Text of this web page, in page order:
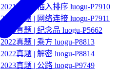
2021真题 | 插入排序 luogu-P7910
2021真题 | 网络连接 luogu-P7911
2019真题 | 纪念品 luogu-P5662
2022真题 | 乘方 luogu-P8813
2022真题 | 解密 luogu-P8814
2023真题 | 公路 luogu-P9749